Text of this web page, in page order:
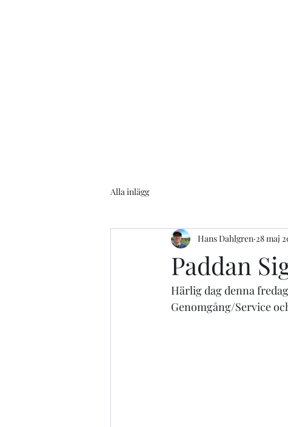
Alla inlägg
Paddan
Hans Dahlgren 28 maj
Härlig dag denna
Genomgång/Service